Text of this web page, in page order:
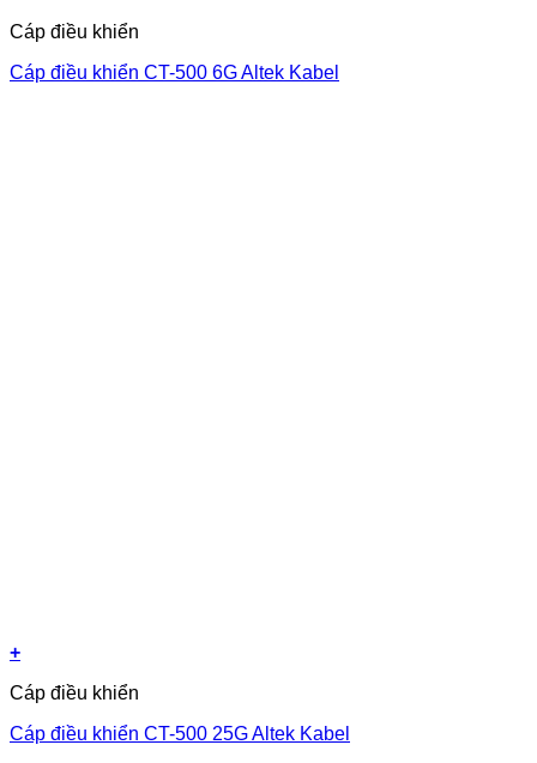
Cáp điều khiển
Cáp điều khiển CT-500 6G Altek Kabel
+
Cáp điều khiển
Cáp điều khiển CT-500 25G Altek Kabel